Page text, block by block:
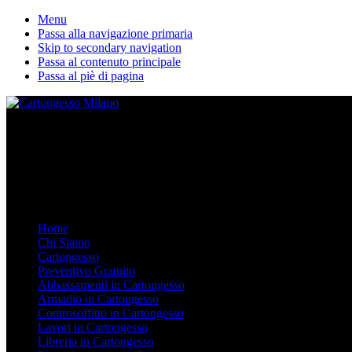
Menu
Passa alla navigazione primaria
Skip to secondary navigation
Passa al contenuto principale
Passa al piè di pagina
Home
Chi Siamo
Cartongesso
Preventivo Gratuito
Abbassamenti in Cartongesso
Armadio in Cartongesso
Controsoffitto in Cartongesso
Lavori in Cartongesso
Libreria in Cartongesso